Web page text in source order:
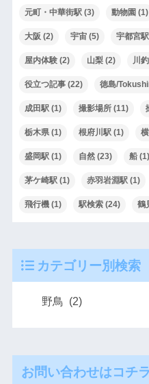
元町・中華街駅(3) 動物園 (1)
大阪 (2) 宇宙(5) 宇都宮駅
屋内体験(2) 山梨(2) 川
役立つ記事(22) 徳島/
成田駅(1) 撮影場所(11)
栃木県(1) 根府川駅(1)
盛岡駅(1) 自然(23) 船(1)
茅ケ崎駅(1) 赤羽岩淵駅(1)
飛行機(1) 駅検索(24) 鶴
カテゴリー別検索
お問い合わせはコチ